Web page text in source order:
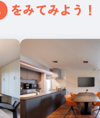
をみてみよう！